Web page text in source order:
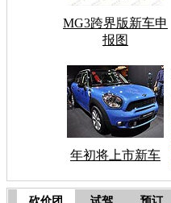
MG3跨界版新车申
报图
年初将上市新车